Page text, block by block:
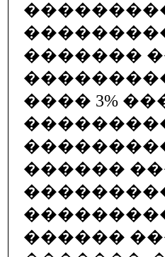
�������
���� 3%
������
������